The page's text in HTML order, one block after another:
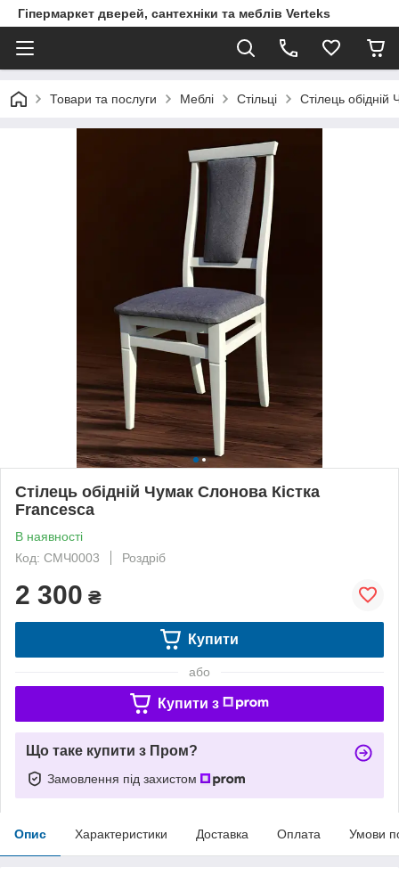
Гіпермаркет дверей, сантехніки та меблів Verteks
Товари та послуги Меблі Стільці Стілець
Стілець обідній Чумак Слонова Кістка
Francesca
В наявності
Код: СМЧ0003
Роздріб
2 300 ₴
Купити
або
Купити з
Що таке купити з Пром?
Замовлення під захистом
Опис Характеристики Доставка Оплата Умови